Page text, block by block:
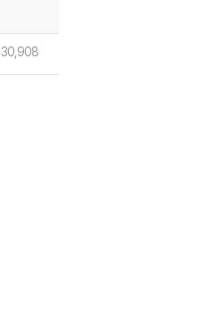
30,908